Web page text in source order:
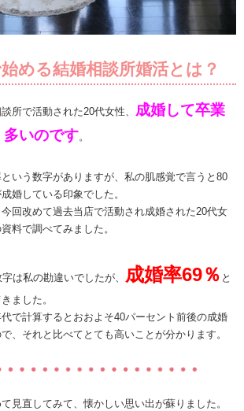
める結婚相談所婚活とは？
所で活動された20代女性、 成婚して卒業
多いのです。
いう数字がありますが、私の肌感覚で言うと80
婚している印象でした。
回改めて過去当店で活動され成婚された20代女
料で調べてみました。
は私の勘違いでしたが、 成婚率69％ と
ました。
で計算するとおおよそ40パーセント前後の成婚
、それと比べてとても高いことが分かります。
見直してみて、懐かしい思い出が蘇りました。